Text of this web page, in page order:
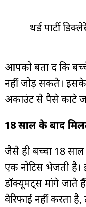
थर्ड पार्टी
आपको बता दें कि
नहीं जोड़ सकते।
अकाउंट से पैसे काटे
18 साल के बाद
जैसे ही बच्चा 18
एक नोटिस भेजती है।
डॉक्यूमेंट्स मांगे जाते
वेरिफाई नहीं करता